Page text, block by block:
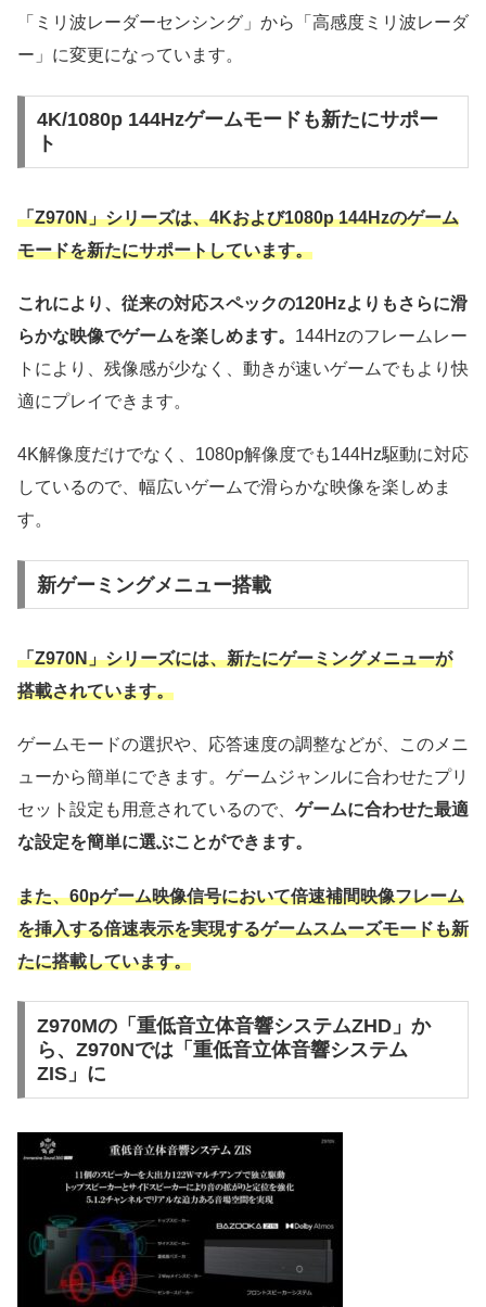
「ミリ波レーダーセンシング」から「高感度ミリ波レーダ
ー」に変更になっています。
4K/1080p 144Hzゲームモードも新たにサポー
ト
「Z970N」シリーズは、4Kおよび1080p 144Hzのゲーム
モードを新たにサポートしています。
これにより、従来の対応スペックの120Hzよりもさらに滑
らかな映像でゲームを楽しめます。 144Hzのフレームレー
トにより、残像感が少なく、動きが速いゲームでもより快
適にプレイできます。
4K解像度だけでなく、1080p解像度でも144Hz駆動に対応
しているので、幅広いゲームで滑らかな映像を楽しめま
す。
新ゲーミングメニュー搭載
「Z970N」シリーズには、新たにゲーミングメニューが
搭載されています。
ゲームモードの選択や、応答速度の調整などが、このメニ
ューから簡単にできます。ゲームジャンルに合わせたプリ
セット設定も用意されているので、 ゲームに合わせた最適
な設定を簡単に選ぶことができます。
また、60pゲーム映像信号において倍速補間映像フレーム
を挿入する倍速表示を実現するゲームスムーズモードも新
たに搭載しています。
Z970Mの「重低音立体音響システムZHD」か
ら、Z970Nでは「重低音立体音響システム
ZIS」に